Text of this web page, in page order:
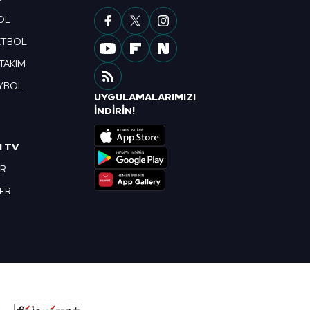
TV
UYGULAMALARIMIZI
İNDİRİN!